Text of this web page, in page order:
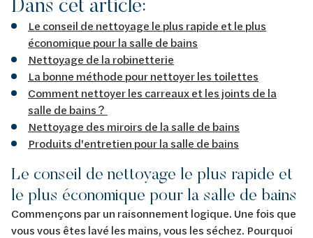
Le conseil de nettoyage le plus rapide et le plus
économique pour la salle de bains
Nettoyage de la robinetterie
La bonne méthode pour nettoyer les toilettes
Comment nettoyer les carreaux et les joints de la
salle de bains ?
Nettoyage des miroirs de la salle de bains
Produits d'entretien pour la salle de bains
Le conseil de nettoyage le plus rapide et
le plus économique pour la salle de bains
Commençons par un raisonnement logique. Une fois que
vous vous êtes lavé les mains, vous les séchez. Pourquoi